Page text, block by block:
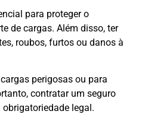
para proteger o
de cargas. Além disso, ter
roubos, furtos ou danos à
perigosas ou para
contratar um seguro
legal.